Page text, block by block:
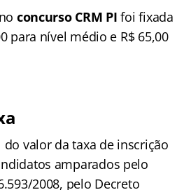
concurso CRM PI foi fixada
para nível médio e R$ 65,00
valor da taxa de inscrição
amparados pelo
2008, pelo Decreto